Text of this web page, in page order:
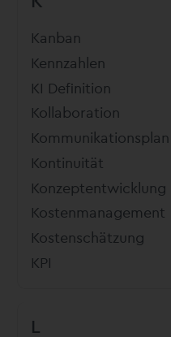
Kanban
Kennzahlen
KI Definition
Kollaboration
Kommunikationsplan
Kontinuität
Konzeptentwicklung
Kostenmanagement
Kostenschätzung
KPI
L